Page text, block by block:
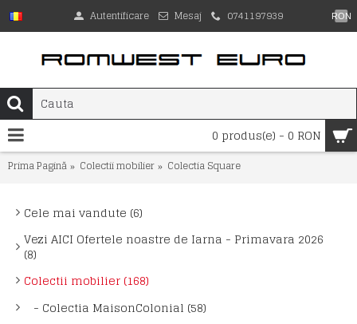
RON
Autentificare Mesaj 0741197939
0 produs(e) - 0 RON
Prima Pagină Colectii mobilier Colectia Square
Cele mai vandute (6)
Vezi AICI Ofertele noastre de Iarna - Primavara 2026
(8)
Colectii mobilier (168)
- Colectia MaisonColonial (58)